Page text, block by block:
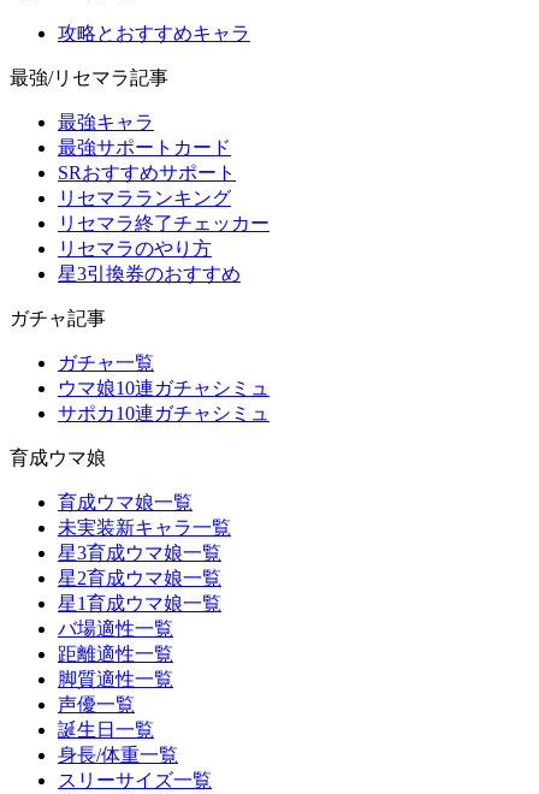
攻略とおすすめキャラ
最強/リセマラ記事
最強キャラ
最強サポートカード
SRおすすめサポート
リセマラランキング
リセマラ終了チェッカー
リセマラのやり方
星3引換券のおすすめ
ガチャ記事
ガチャ一覧
ウマ娘10連ガチャシミュ
サポカ10連ガチャシミュ
育成ウマ娘
育成ウマ娘一覧
未実装新キャラ一覧
星3育成ウマ娘一覧
星2育成ウマ娘一覧
星1育成ウマ娘一覧
バ場適性一覧
距離適性一覧
脚質適性一覧
声優一覧
誕生日一覧
身長/体重一覧
スリーサイズ一覧